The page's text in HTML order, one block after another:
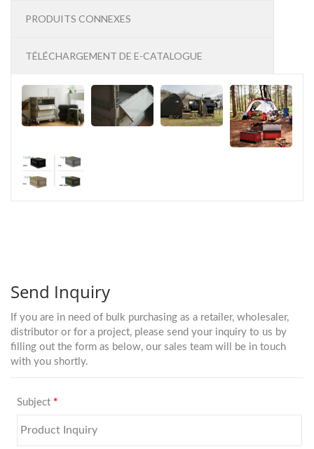
PRODUITS CONNEXES
TÉLÉCHARGEMENT DE E-CATALOGUE